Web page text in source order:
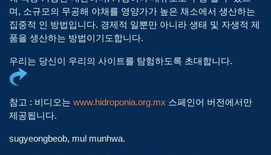
며, 소규모의 무공해 야채를 영양가가 높은 채소에서 생산하는
집중적 인 방법입니다. 경제적 일뿐만 아니라 생태 및 자생적 제
품을 생산하는 방법이기도합니다.
우리는 당신이 우리의 사이트를 탐험하도록 초대합니다.
참고 : 비디오는 www.hidroponia.org.mx 스페인어 버전에서만
제공됩니다.
sugyeongbeob, mul munhwa.